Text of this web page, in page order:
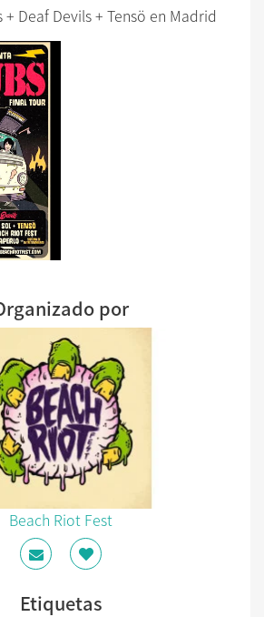
+ Deaf Devils + Tensö en Madrid
por
Beach Riot Fest
Etiquetas